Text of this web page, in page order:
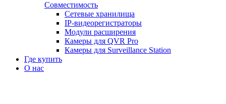
Совместимость
Сетевые хранилища
IP-видеорегистраторы
Модули расширения
Камеры для QVR Pro
Камеры для Surveillance Station
Где купить
О нас